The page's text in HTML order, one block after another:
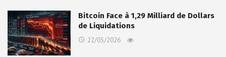
Bitcoin Face à 1,29 Milliard de Dollars
de Liquidations
22/05/2026